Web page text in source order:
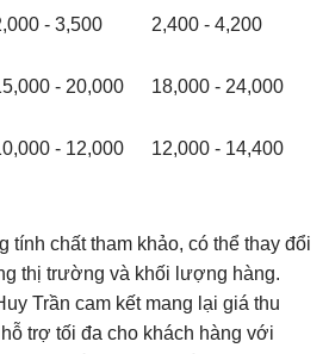
- 3,500 2,400 - 4,200
- 20,000 18,000 - 24,000
- 12,000 12,000 - 14,400
tính chất tham khảo, có thể thay đổi
thị trường và khối lượng hàng.
Trần cam kết mang lại giá thu
trợ tối đa cho khách hàng với